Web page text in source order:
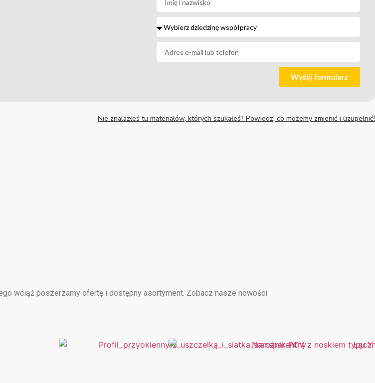
Wyślij formularz
Nie znalazłeś tu materiałów, których szukałeś? Powiedz, co możemy zmienić i uzupełnić!
wciąż poszerzamy ofertę i dostępny asortyment. Zobacz nasze nowości